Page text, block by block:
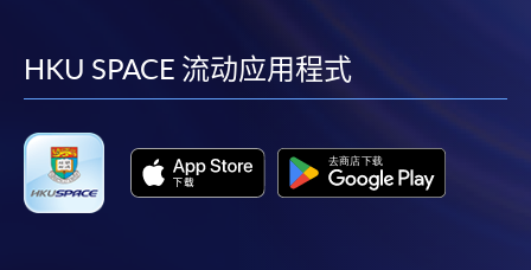
facebook
youtube
linkedin
HKU SPACE 流动应用程式